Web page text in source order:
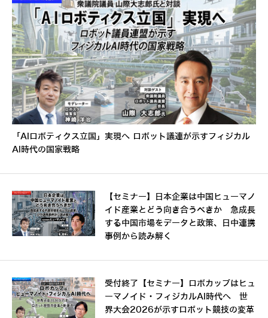
「AIロボティクス立国」実現へ ロボット議連が示すフィジカル
AI時代の国家戦略
【セミナー】日本企業は中国ヒューマノ
イド産業とどう向き合うべきか 急成長
する中国市場をデータと政策、日中連携
事例から読み解く
受付終了【セミナー】ロボカップはヒュ
ーマノイド・フィジカルAI時代へ 世
界大会2026が示すロボット競技の変革